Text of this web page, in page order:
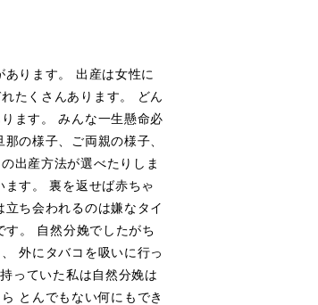
ります。 出産は女性に
たくさんあります。 どん
ます。 みんな一生懸命必
の様子、ご両親の様子、
出産方法が選べたりしま
す。 裏を返せば赤ちゃ
ち会われるのは嫌なタイ
す。 自然分娩でしたがち
外にタバコを吸いに行っ
っていた私は自然分娩は
とんでもない何にもでき